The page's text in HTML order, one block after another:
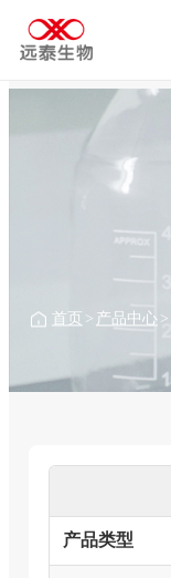
首页 > 产品中心 >
产品类型